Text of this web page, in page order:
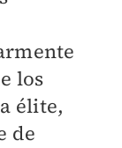
los
élite,
de